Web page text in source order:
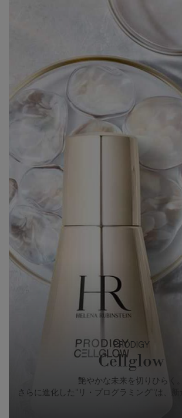
PRODIGY
Cellglow
艶やかな未来を切りひらく。
さらに進化した"リ・プログラミング"は、新